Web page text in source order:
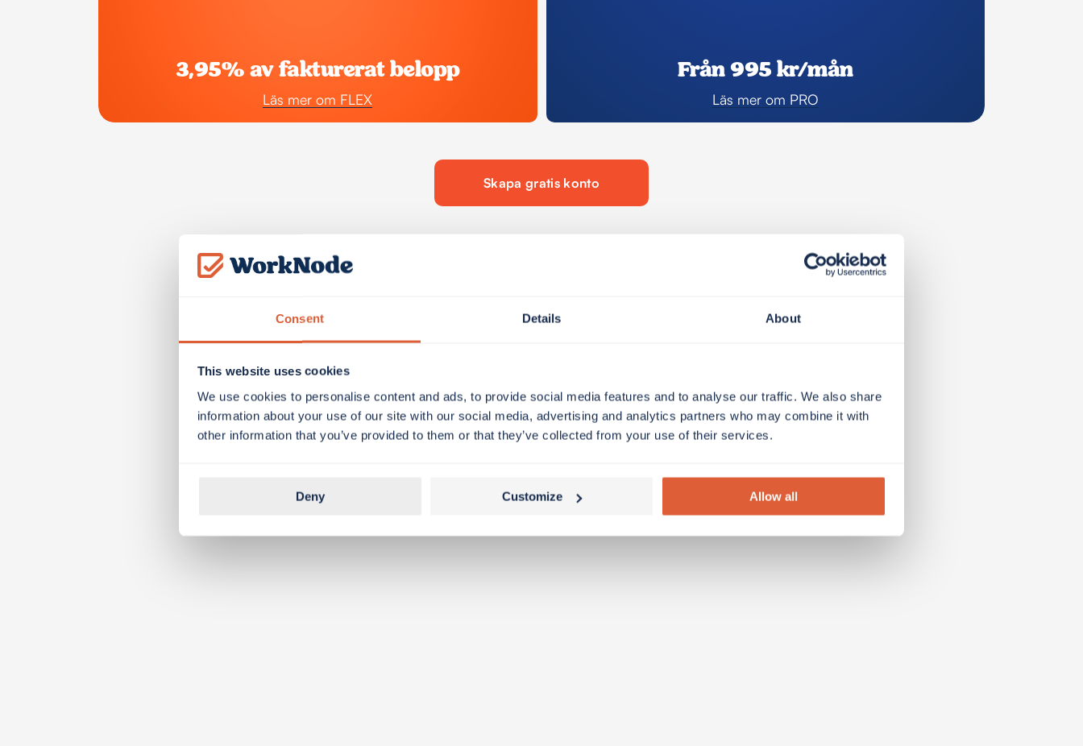
Consent Details About
This website uses cookies
We use cookies to personalise content and ads, to provide social media features and to analyse our traffic. We also share
information about your use of our site with our social media, advertising and analytics partners who may combine it with
other information that you’ve provided to them or that they’ve collected from your use of their services.
Deny Customize Allow all
3,95% av fakturerat belopp
Läs mer om FLEX
Från 995 kr/mån
Läs mer om PRO
Skapa gratis konto